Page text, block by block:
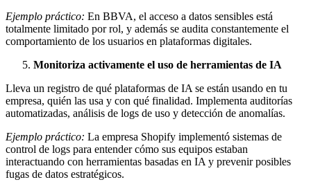
Ejemplo práctico: En BBVA, el acceso a datos sensibles está
totalmente limitado por rol, y además se audita constantemente el
comportamiento de los usuarios en plataformas digitales.
Monitoriza activamente el uso de herramientas de IA
Lleva un registro de qué plataformas de IA se están usando en tu
empresa, quién las usa y con qué finalidad. Implementa auditorías
automatizadas, análisis de logs de uso y detección de anomalías.
Ejemplo práctico: La empresa Shopify implementó sistemas de
control de logs para entender cómo sus equipos estaban
interactuando con herramientas basadas en IA y prevenir posibles
fugas de datos estratégicos.